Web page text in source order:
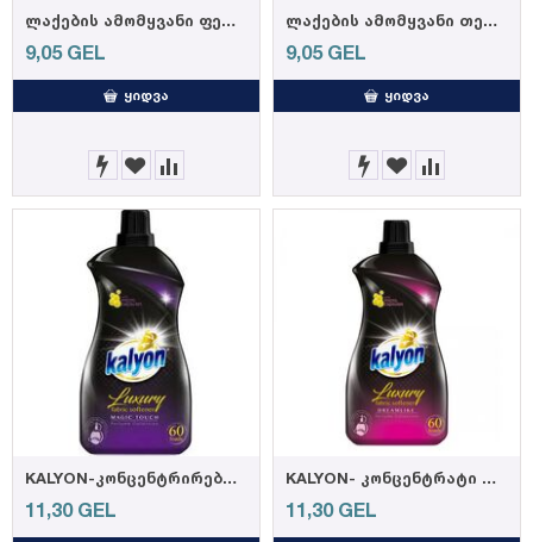
ლაქების ამომყვანი ფერადი ქსოვილებისთვის "G-Oxy Spray" 600მლ
9,05 GEL
ᲧᲘᲓᲕᲐ
ლაქების ამომყვანი თეთრი ქსოვილებისთვის "G-Oxy Spray" 600მლ
9,05 GEL
ᲧᲘᲓᲕᲐ
KALYON-კონცენტრირებული ქსოვილის კონდიციონერი LUXURY MAGIC TOUCH 1500მლ (9)
11,30 GEL
KALYON- კონცენტრატი დამარბილებელი LUXURY DREAMLYKE 1500მლ (9)
11,30 GEL